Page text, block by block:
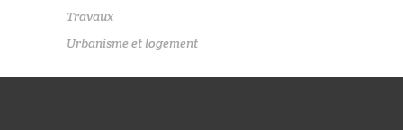
Travaux
Urbanisme et logement